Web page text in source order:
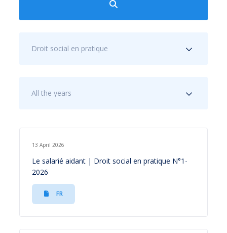
Droit social en pratique
All the years
13 April 2026
Le salarié aidant | Droit social en pratique N°1-
2026
FR